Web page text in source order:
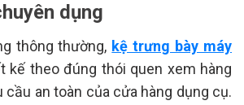
dụng
thông thường, kệ trưng bày máy
kế theo đúng thói quen xem hàng
cầu an toàn của cửa hàng dụng cụ.